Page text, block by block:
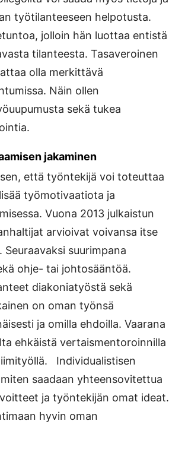
työtilanteeseen helpotusta.
jolloin hän luottaa entistä
tilanteesta. Tasaveroinen
olla merkittävä
Näin ollen
sekä tukea
jakaminen
että työntekijä voi toteuttaa
työmotivaatiota ja
Vuona 2013 julkaistun
arvioivat voivansa itse
suurimpana
ohje- tai johtosääntöä.
diakoniatyöstä sekä
on oman työnsä
ja omilla ehdoilla. Vaarana
ehkäistä vertaismentoroinnilla
Individualistisen
saadaan yhteensovitettua
ja työntekijän omat ideat.
hyvin oman